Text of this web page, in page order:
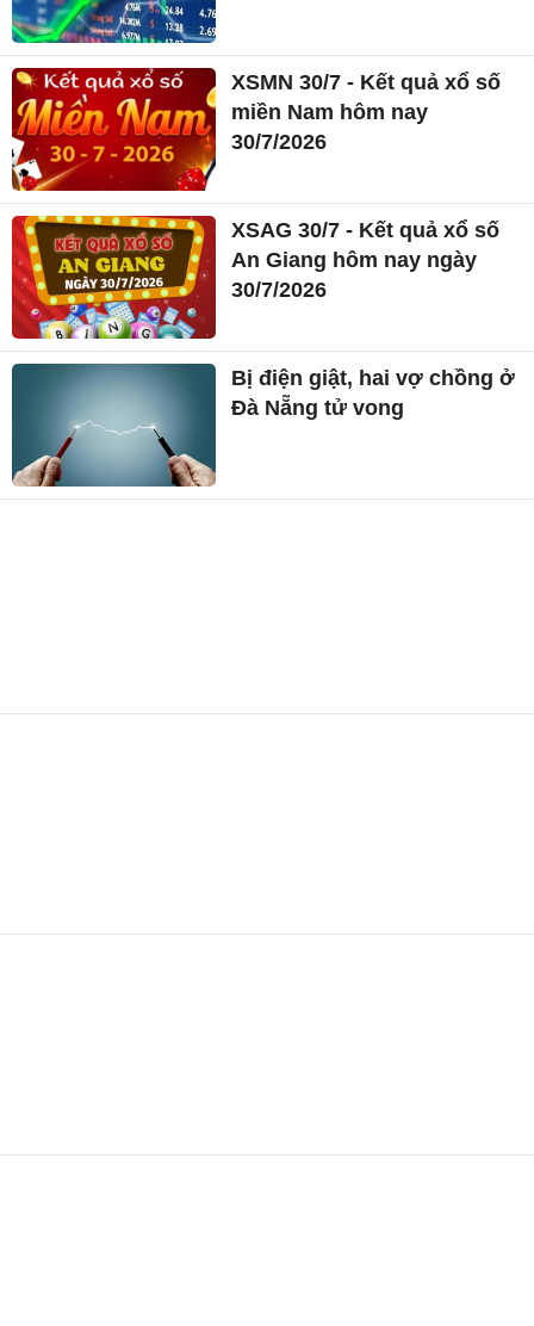
XSMN 30/7 - Kết quả xổ số
miền Nam hôm nay
30/7/2026
XSAG 30/7 - Kết quả xổ số
An Giang hôm nay ngày
30/7/2026
Bị điện giật, hai vợ chồng ở
Đà Nẵng tử vong